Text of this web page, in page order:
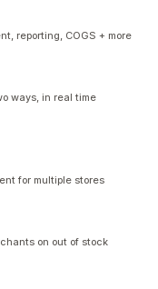
reporting, COGS + more
ways, in real time
for multiple stores
on out of stock